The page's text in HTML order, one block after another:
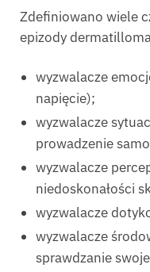
Zdefiniowano wiele
epizody
wyzwalacze
napięcie);
wyzwalacze
prowadzenie
wyzwalacze
niedoskonałości
wyzwalacze
wyzwalacze
sprawdzanie